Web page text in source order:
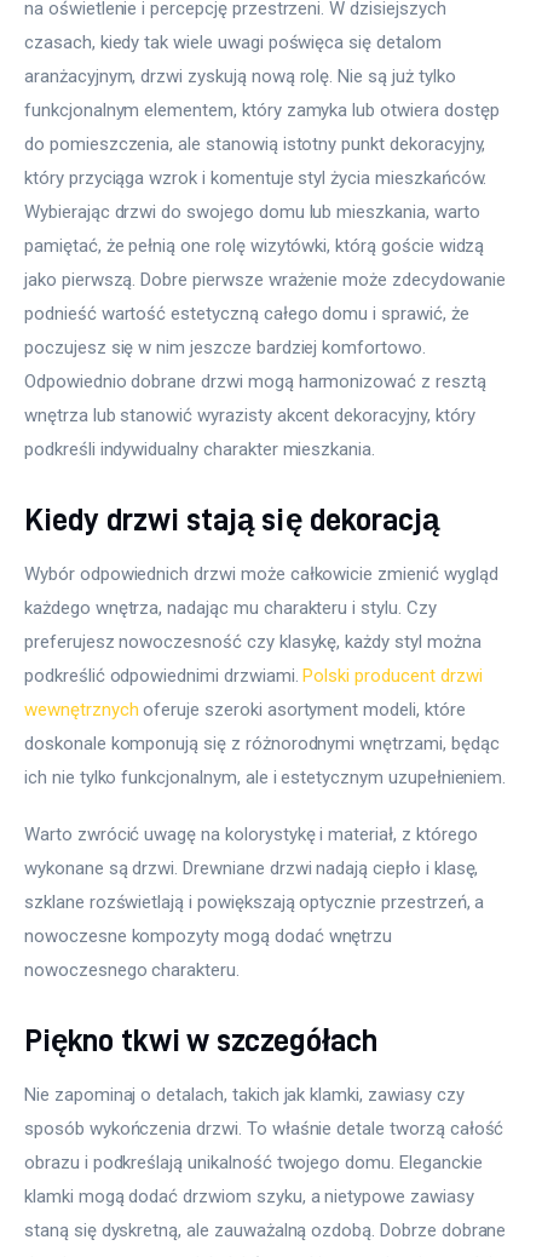
na oświetlenie i percepcję przestrzeni. W dzisiejszych
czasach, kiedy tak wiele uwagi poświęca się detalom
aranżacyjnym, drzwi zyskują nową rolę. Nie są już tylko
funkcjonalnym elementem, który zamyka lub otwiera dostęp
do pomieszczenia, ale stanowią istotny punkt dekoracyjny,
który przyciąga wzrok i komentuje styl życia mieszkańców.
Wybierając drzwi do swojego domu lub mieszkania, warto
pamiętać, że pełnią one rolę wizytówki, którą goście widzą
jako pierwszą. Dobre pierwsze wrażenie może zdecydowanie
podnieść wartość estetyczną całego domu i sprawić, że
poczujesz się w nim jeszcze bardziej komfortowo.
Odpowiednio dobrane drzwi mogą harmonizować z resztą
wnętrza lub stanowić wyrazisty akcent dekoracyjny, który
podkreśli indywidualny charakter mieszkania.
Kiedy drzwi stają się dekoracją
Wybór odpowiednich drzwi może całkowicie zmienić wygląd
każdego wnętrza, nadając mu charakteru i stylu. Czy
preferujesz nowoczesność czy klasykę, każdy styl można
podkreślić odpowiednimi drzwiami. Polski producent drzwi
wewnętrznych oferuje szeroki asortyment modeli, które
doskonale komponują się z różnorodnymi wnętrzami, będąc
ich nie tylko funkcjonalnym, ale i estetycznym uzupełnieniem.
Warto zwrócić uwagę na kolorystykę i materiał, z którego
wykonane są drzwi. Drewniane drzwi nadają ciepło i klasę,
szklane rozświetlają i powiększają optycznie przestrzeń, a
nowoczesne kompozyty mogą dodać wnętrzu
nowoczesnego charakteru.
Piękno tkwi w szczegółach
Nie zapominaj o detalach, takich jak klamki, zawiasy czy
sposób wykończenia drzwi. To właśnie detale tworzą całość
obrazu i podkreślają unikalność twojego domu. Eleganckie
klamki mogą dodać drzwiom szyku, a nietypowe zawiasy
staną się dyskretną, ale zauważalną ozdobą. Dobrze dobrane